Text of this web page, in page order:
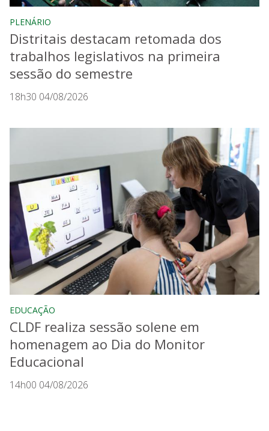
PLENÁRIO
Distritais destacam retomada dos
trabalhos legislativos na primeira
sessão do semestre
18h30 04/08/2026
EDUCAÇÃO
CLDF realiza sessão solene em
homenagem ao Dia do Monitor
Educacional
14h00 04/08/2026